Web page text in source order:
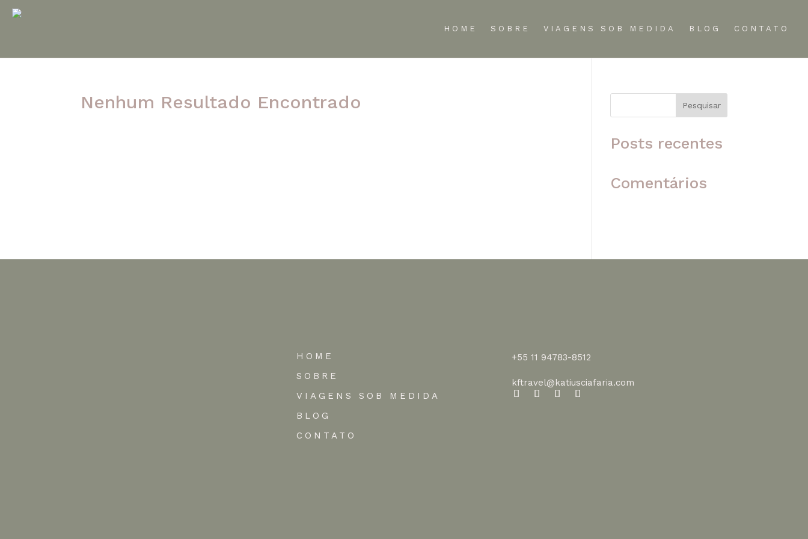
HOME SOBRE VIAGENS SOB MEDIDA BLOG CONTATO
Nenhum Resultado Encontrado Pesquisar
Posts recentes
Comentários
HOME
SOBRE
VIAGENS SOB MEDIDA
BLOG
CONTATO
+55 11 94783-8512
kftravel@katiusciafaria.com